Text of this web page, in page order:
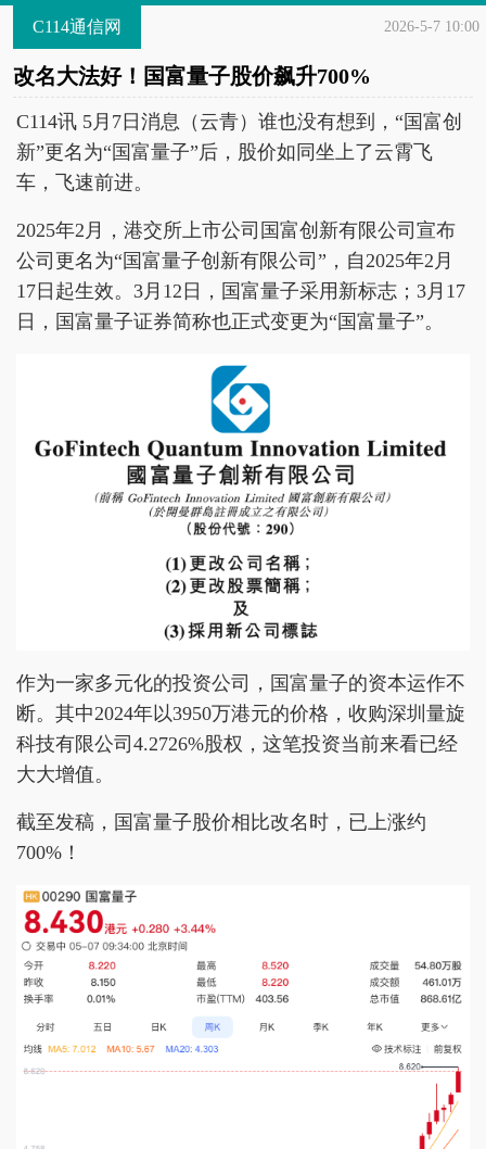
C114通信网 2026-5-7 10:00
改名大法好！国富量子股价飙升700%
C114讯 5月7日消息（云青）谁也没有想到，“国富创
新”更名为“国富量子”后，股价如同坐上了云霄飞
车，飞速前进。
2025年2月，港交所上市公司国富创新有限公司宣布
公司更名为“国富量子创新有限公司”，自2025年2月
17日起生效。3月12日，国富量子采用新标志；3月17
日，国富量子证券简称也正式变更为“国富量子”。
作为一家多元化的投资公司，国富量子的资本运作不
断。其中2024年以3950万港元的价格，收购深圳量旋
科技有限公司4.2726%股权，这笔投资当前来看已经
大大增值。
截至发稿，国富量子股价相比改名时，已上涨约
700%！